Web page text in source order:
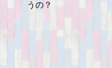
うの？